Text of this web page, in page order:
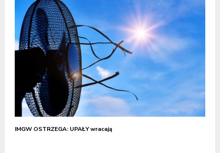
IMGW OSTRZEGA: UPAŁY wracają